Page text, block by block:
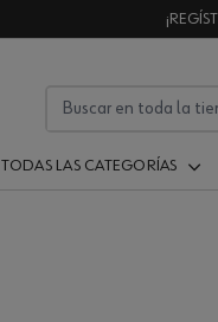
TODAS LAS CATEGORÍAS